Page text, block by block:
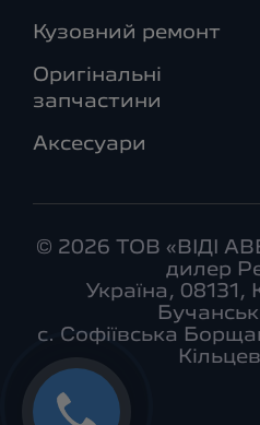
Кузовний ремонт
Оригінальні
запчастини
Аксесуари
© 2026 ТОВ «ВІДІ
дилер
Україна, 08131,
с. Софіївська